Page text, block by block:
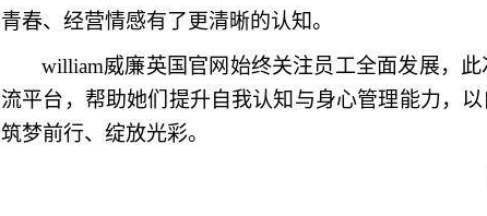
青春、经营情感有了更清晰的认知。
william威廉英国官网始终关注员工全面发展，
流平台，帮助她们提升自我认知与身心管理能力，
筑梦前行、绽放光彩。